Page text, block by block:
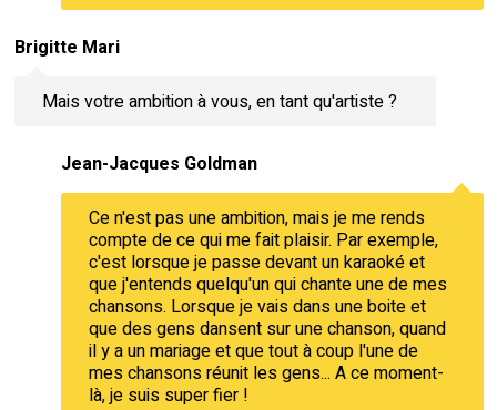
Brigitte Mari
Mais votre ambition à vous, en tant qu'artiste ?
Jean-Jacques Goldman
Ce n'est pas une ambition, mais je me rends
compte de ce qui me fait plaisir. Par exemple,
c'est lorsque je passe devant un karaoké et
que j'entends quelqu'un qui chante une de mes
chansons. Lorsque je vais dans une boite et
que des gens dansent sur une chanson, quand
il y a un mariage et que tout à coup l'une de
mes chansons réunit les gens... A ce moment-
là, je suis super fier !